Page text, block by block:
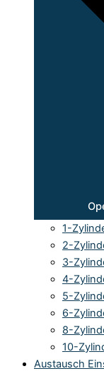
1-
2-
3-
4-
5-
6-
8-
10-
Austausch